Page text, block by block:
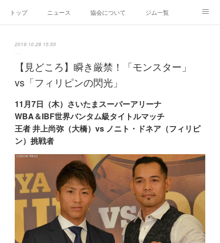
トップ ニュース 協会について ジム一覧
2019.10.28 15:55
【見どころ】瞬き厳禁！「モンスター」
vs「フィリピンの閃光」
11月7日（木）さいたまスーパーアリーナ
WBA＆IBF世界バンタム級タイトルマッチ
王者 井上尚弥（大橋）vs ノニト・ドネア（フィリピ
ン）挑戦者